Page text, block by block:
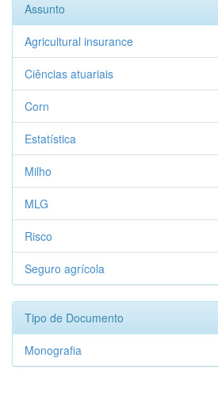
Assunto
Agricultural insurance
Ciências atuariais
Corn
Estatística
Milho
MLG
Risco
Seguro agrícola
Tipo de Documento
Monografia